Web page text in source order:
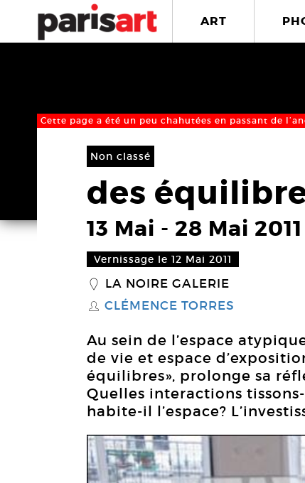
ART
Cette page a été un peu chahutées en passant de
Non classé
des
13 Mai - 28 Mai 2011
Vernissage le 12 Mai 2011
_ LA NOIRE GALERIE
S CLÉMENCE TORRES
Au sein de l’espace
de vie et espace
équilibres», prolonge sa
Quelles interactions
habite-il l’espace?